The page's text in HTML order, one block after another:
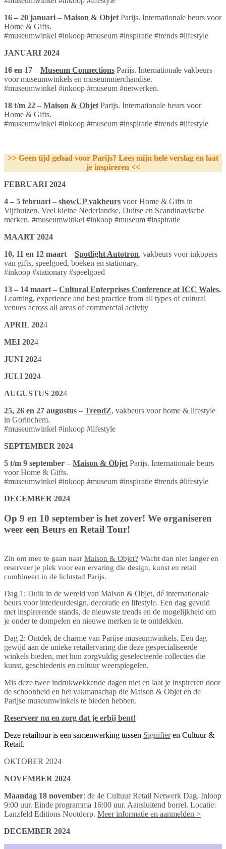
16 – 20 januari – Maison & Objet Parijs. Internationale beurs voor
Home & Gifts.
#museumwinkel #inkoop #museum #inspiratie #trends #lifestyle
JANUARI 2024
16 en 17 – Museum Connections Parijs. Internationale vakbeurs
voor museumwinkels en museummerchandise.
#museumwinkel #inkoop #museum #netwerken.
18 t/m 22 – Maison & Objet Parijs. Internationale beurs voor
Home & Gifts.
#museumwinkel #inkoop #museum #inspiratie #trends #lifestyle
>> Geen tijd gehad voor Parijs? Lees mijn hele verslag en laat
je inspireren <<
FEBRUARI 2024
4 – 5 februari – showUP vakbeurs voor Home & Gifts in
Vijfhuizen. Veel kleine Nederlandse, Duitse en Scandinavische
merken. #museumwinkel #inkoop #museum #inspiratie
MAART 2024
10, 11 en 12 maart – Spotlight Autotron, vakbeurs voor inkopers
van gifts, speelgoed, boeken en stationary.
#inkoop #stationary #speelgoed
13 – 14 maart – Cultural Enterprises Conference at ICC Wales.
Learning, experience and best practice from all types of cultural
venues across all areas of commercial activity
APRIL 2024
MEI 2024
JUNI 2024
JULI 2024
AUGUSTUS 2024
25, 26 en 27 augustus – TrendZ, vakbeurs voor home & lifestyle
in Gorinchem.
#museumwinkel #inkoop #lifestyle
SEPTEMBER 2024
5 t/m 9 september – Maison & Objet Parijs. Internationale beurs
voor Home & Gifts.
#museumwinkel #inkoop #museum #inspiratie #trends #lifestyle
DECEMBER 2024
Op 9 en 10 september is het zover! We organiseren
weer een Beurs en Retail Tour!
Zin om mee te gaan naar Maison & Objet? Wacht dan niet langer en
reserveer je plek voor een ervaring die design, kunst en retail
combineert in de lichtstad Parijs.
Dag 1: Duik in de wereld van Maison & Objet, dé internationale
beurs voor interieurdesign, decoratie en lifestyle. Een dag gevuld
met inspirerende stands, de nieuwste trends en de mogelijkheid om
je onder te dompelen en nieuwe merken te te ontdekken.
Dag 2: Ontdek de charme van Parijse museumwinkels. Een dag
gewijd aan de unieke retailervaring die deze gespecialiseerde
winkels bieden, met hun zorgvuldig geselecteerde collecties die
kunst, geschiedenis en cultuur weerspiegelen.
Mis deze twee indrukwekkende dagen niet en laat je inspireren door
de schoonheid en het vakmanschap die Maison & Objet en de
Parijse museumwinkels te bieden hebben.
Reserveer nu en zorg dat je erbij bent!
Deze retailtour is een samenwerking tussen Signifieren Cultuur &
Retail.
OKTOBER 2024
NOVEMBER 2024
Maandag 18 november: de 4e Cultuur Retail Netwerk Dag. Inloop
9:00 uur. Einde programma 16:00 uur. Aansluitend borrel. Locatie:
Lanzfeld Editions Nootdorp. Meer informatie en aanmelden >
DECEMBER 2024